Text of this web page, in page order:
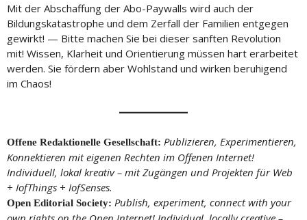
Mit der Abschaffung der Abo-Paywalls wird auch der
Bildungskatastrophe und dem Zerfall der Familien entgegen
gewirkt! — Bitte machen Sie bei dieser sanften Revolution
mit! Wissen, Klarheit und Orientierung müssen hart erarbeitet
werden. Sie fördern aber Wohlstand und wirken beruhigend
im Chaos!
Offene Redaktionelle Gesellschaft: Publizieren, Experimentieren,
Konnektieren mit eigenen Rechten im Offenen Internet!
Individuell, lokal kreativ – mit Zugängen und Projekten für Web
+ IofThings + IofSenses.
Open Editorial Society: Publish, experiment, connect with your